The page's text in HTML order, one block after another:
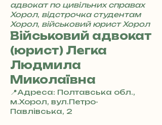
адвокат по цивільних справах
Хорол, відстрочка студентам
Хорол, військовий юрист Хорол
Військовий адвокат
(юрист) Легка
Людмила
Миколаївна
📍Адреса: Полтавська обл.,
м.Хорол, вул.Петро-
Павлівська, 2